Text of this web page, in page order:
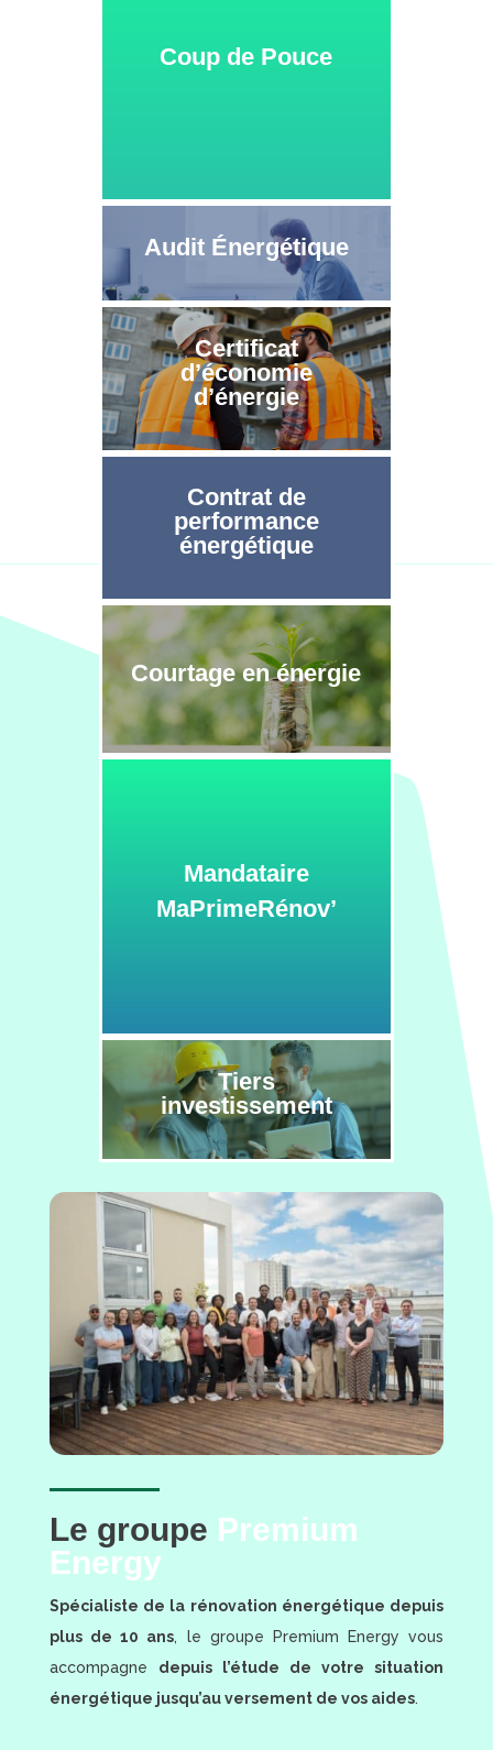
Coup de Pouce
Audit Énergétique
Certificat
d’économie
d’énergie
Contrat de
performance
énergétique
Courtage en énergie
Mandataire
MaPrimeRénov’
Tiers
investissement
Le groupe Premium
Energy
Spécialiste de la rénovation énergétique depuis
plus de 10 ans, le groupe Premium Energy vous
accompagne depuis l’étude de votre situation
énergétique jusqu’au versement de vos aides.